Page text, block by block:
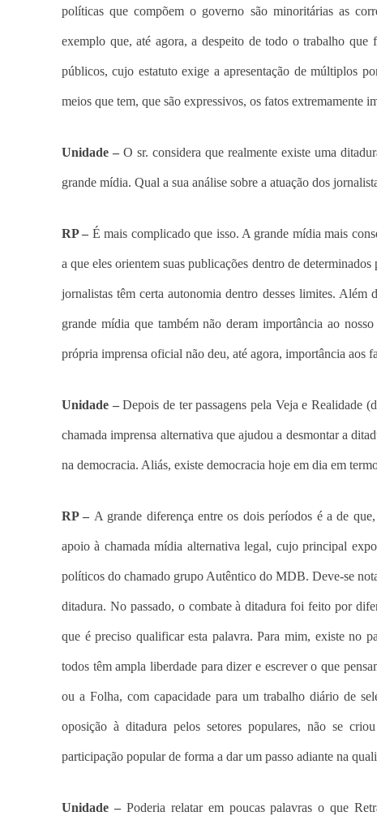
políticas que compõem o governo são minoritárias as
exemplo que, até agora, a despeito de todo o trabalho
públicos, cujo estatuto exige a apresentação de múltiplos
meios que tem, que são expressivos, os fatos extremamente
Unidade –O sr. considera que realmente existe uma
grande mídia. Qual a sua análise sobre a atuação dos
RP – É mais complicado que isso. A grande mídia mais
a que eles orientem suas publicações dentro de
jornalistas têm certa autonomia dentro desses limites. Além
grande mídia que também não deram importância ao
própria imprensa oficial não deu, até agora, importância aos
Unidade –Depois de ter passagens pela Veja e Realidade
chamada imprensa alternativa que ajudou a desmontar a
na democracia. Aliás, existe democracia hoje em dia em
RP – A grande diferença entre os dois períodos é a de
apoio à chamada mídia alternativa legal, cujo principal
políticos do chamado grupo Autêntico do MDB. Deve-se
ditadura. No passado, o combate à ditadura foi feito por
que é preciso qualificar esta palavra. Para mim, existe no
todos têm ampla liberdade para dizer e escrever o que
ou a Folha, com capacidade para um trabalho diário de
oposição à ditadura pelos setores populares, não se
participação popular de forma a dar um passo adiante na
Unidade –Poderia relatar em poucas palavras o que